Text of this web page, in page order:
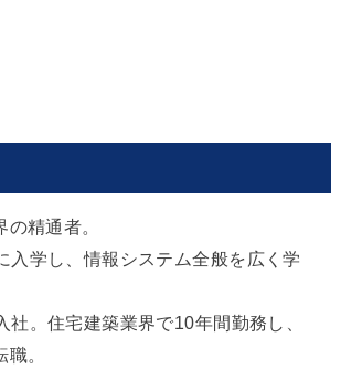
精通者。
入学し、情報システム全般を広く学
社。住宅建築業界で10年間勤務し、
。